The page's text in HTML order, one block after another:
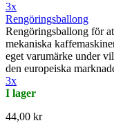
3x
Rengöringsballong
Rengöringsballong för
mekaniska
eget varumärke under
den europeiska
3x
I lager
44,00 kr